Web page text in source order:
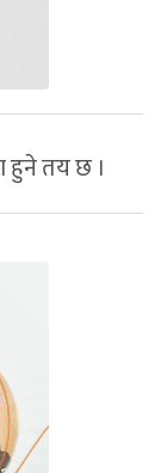
हुने तय छ ।